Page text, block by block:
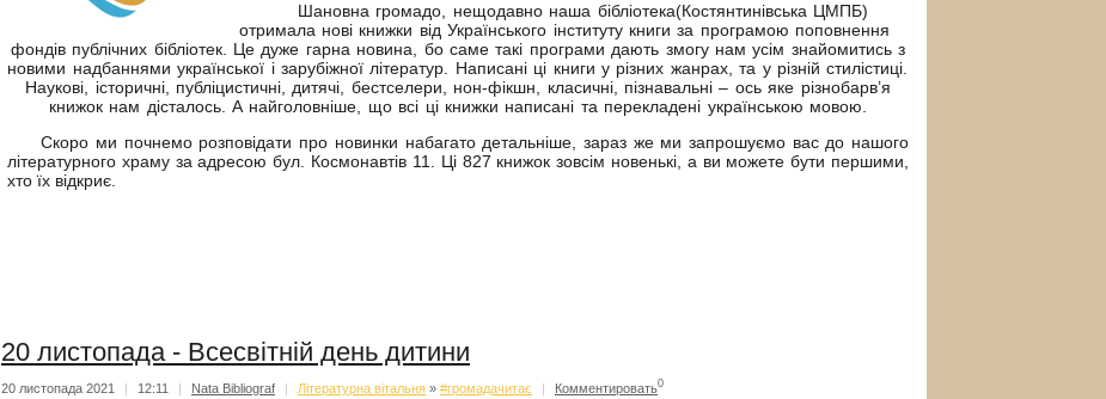
Шановна громадо, нещодавно наша бібліотека(Костянтинівська ЦМПБ)
отримала нові книжки від Українського інституту книги за програмою поповнення
фондів публічних бібліотек. Це дуже гарна новина, бо саме такі програми дають змогу нам усім знайомитись з
новими надбаннями української і зарубіжної літератур. Написані ці книги у різних жанрах, та у різній стилістиці.
Наукові, історичні, публіцистичні, дитячі, бестселери, нон-фікшн, класичні, пізнавальні – ось яке різнобарв’я
книжок нам дісталось. А найголовніше, що всі ці книжки написані та перекладені українською мовою.
Скоро ми почнемо розповідати про новинки набагато детальніше, зараз же ми запрошуємо вас до нашого
літературного храму за адресою бул. Космонавтів 11. Ці 827 книжок зовсім новенькі, а ви можете бути першими,
хто їх відкриє.
20 листопада - Всесвітній день дитини
20 листопада 2021 | 12:11 | Nata Bibliograf | Літературна вітальня » #громадачитає | Комментировать0